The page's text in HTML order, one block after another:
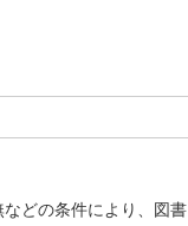
どの条件により、図書